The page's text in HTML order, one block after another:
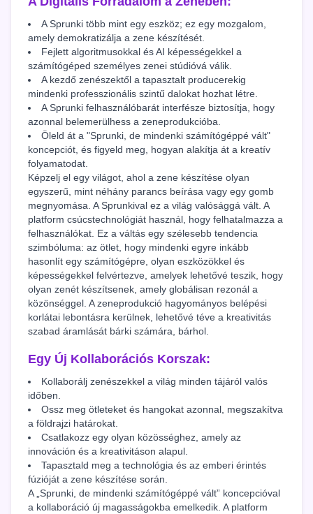
A Sprunki több mint egy eszköz; ez egy mozgalom,
amely demokratizálja a zene készítését.
Fejlett algoritmusokkal és AI képességekkel a
számítógéped személyes zenei stúdióvá válik.
A kezdő zenészektől a tapasztalt producerekig
mindenki professzionális szintű dalokat hozhat létre.
A Sprunki felhasználóbarát interfésze biztosítja, hogy
azonnal belemerülhess a zeneprodukcióba.
Öleld át a "Sprunki, de mindenki számítógéppé vált"
koncepciót, és figyeld meg, hogyan alakítja át a kreatív
folyamatodat.
Képzelj el egy világot, ahol a zene készítése olyan
egyszerű, mint néhány parancs beírása vagy egy gomb
megnyomása. A Sprunkival ez a világ valósággá vált. A
platform csúcstechnológiát használ, hogy felhatalmazza a
felhasználókat. Ez a váltás egy szélesebb tendencia
szimbóluma: az ötlet, hogy mindenki egyre inkább
hasonlít egy számítógépre, olyan eszközökkel és
képességekkel felvértezve, amelyek lehetővé teszik, hogy
olyan zenét készítsenek, amely globálisan rezonál a
közönséggel. A zeneprodukció hagyományos belépési
korlátai lebontásra kerülnek, lehetővé téve a kreativitás
szabad áramlását bárki számára, bárhol.
Egy Új Kollaborációs Korszak:
Kollaborálj zenészekkel a világ minden tájáról valós
időben.
Ossz meg ötleteket és hangokat azonnal, megszakítva
a földrajzi határokat.
Csatlakozz egy olyan közösséghez, amely az
innováción és a kreativitáson alapul.
Tapasztald meg a technológia és az emberi érintés
fúzióját a zene készítése során.
A „Sprunki, de mindenki számítógéppé vált” koncepcióval
a kollaboráció új magasságokba emelkedik. A platform